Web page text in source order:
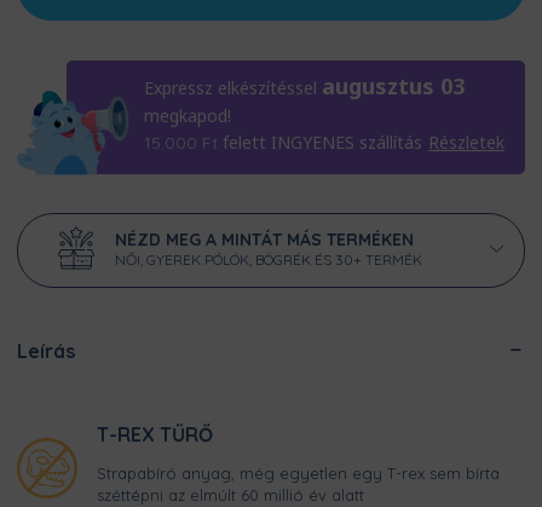
Expressz elkészítéssel augusztus 03
megkapod!
15.000 Ft felett INGYENES szállítás Részletek
NÉZD MEG A MINTÁT MÁS TERMÉKEN
NŐI, GYEREK PÓLÓK, BÖGRÉK ÉS 30+ TERMÉK
Leírás
T-REX TŰRŐ
Strapabíró anyag, még egyetlen egy T-rex sem bírta
széttépni az elmúlt 60 millió év alatt